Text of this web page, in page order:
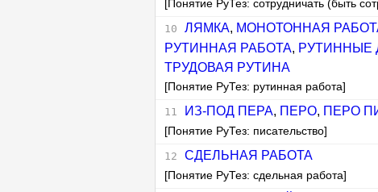
[Понятие РуТез: сотрудничать (быть
ЛЯМКА, МОНОТОННАЯ
РУТИННАЯ РАБОТА, РУТИННЫЕ
ТРУДОВАЯ РУТИНА
[Понятие РуТез: рутинная работа]
ИЗ-ПОД ПЕРА, ПЕРО, ПЕРО
[Понятие РуТез: писательство]
СДЕЛЬНАЯ РАБОТА
[Понятие РуТез: сдельная работа]